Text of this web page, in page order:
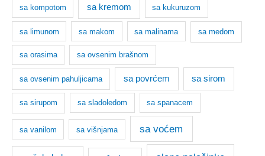
sa kompotom sa kremom sa kukuruzom
sa limunom sa makom sa malinama sa medom
sa orasima sa ovsenim brašnom
sa ovsenim pahuljicama sa povrćem sa sirom
sa sirupom sa sladoledom sa spanacem
sa vanilom sa višnjama sa voćem